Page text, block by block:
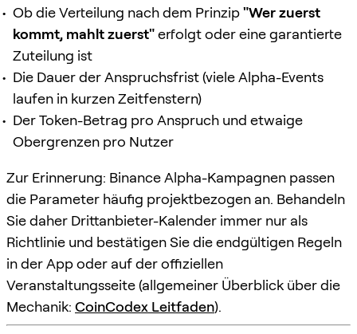
Ob die Verteilung nach dem Prinzip"Wer zuerst
kommt, mahlt zuerst"erfolgt oder eine garantierte
Zuteilung ist
Die Dauer der Anspruchsfrist (viele Alpha-Events
laufen in kurzen Zeitfenstern)
Der Token-Betrag pro Anspruch und etwaige
Obergrenzen pro Nutzer
Zur Erinnerung: Binance Alpha-Kampagnen passen
die Parameter häufig projektbezogen an. Behandeln
Sie daher Drittanbieter-Kalender immer nur als
Richtlinie und bestätigen Sie die endgültigen Regeln
in der App oder auf der offiziellen
Veranstaltungsseite (allgemeiner Überblick über die
Mechanik: CoinCodex Leitfaden).